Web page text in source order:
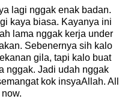
lagi nggak enak badan.
kaya biasa. Kayanya ini
lama nggak kerja under
Sebenernya sih kalo
gila, tapi kalo buat
nggak. Jadi udah nggak
kok insyaAllah. All